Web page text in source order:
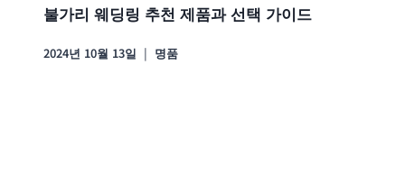
불가리 웨딩링 추천 제품과 선택 가이드
2024년 10월 13일 명품